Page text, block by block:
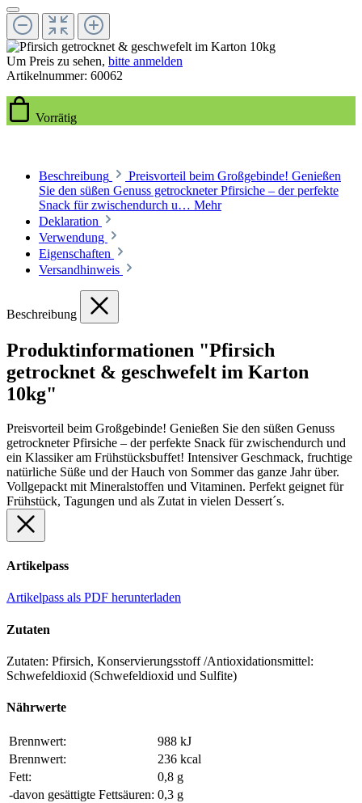
Um Preis zu sehen, bitte anmelden
Artikelnummer: 60062
Vorrätig
Beschreibung
Preisvorteil beim Großgebinde! Genießen
Sie den süßen Genuss getrockneter Pfirsiche – der perfekte
Snack für zwischendurch u… Mehr
Deklaration
Verwendung
Eigenschaften
Versandhinweis
Beschreibung
Produktinformationen "Pfirsich
getrocknet & geschwefelt im Karton
10kg"
Preisvorteil beim Großgebinde! Genießen Sie den süßen Genuss
getrockneter Pfirsiche – der perfekte Snack für zwischendurch und
ein Klassiker am Frühstücksbuffet! Intensiver Geschmack, fruchtige
natürliche Süße und der Hauch von Sommer das ganze Jahr über.
Vollgepackt mit Mineralstoffen und Vitaminen. Perfekt geignet für
Frühstück, Tagungen und als Zutat in vielen Dessert´s.
Artikelpass
Artikelpass als PDF herunterladen
Zutaten
Zutaten: Pfirsich, Konservierungsstoff /Antioxidationsmittel:
Schwefeldioxid (Schwefeldioxid und Sulfite)
Nährwerte
Brennwert:
988 kJ
Brennwert:
236 kcal
Fett:
0,8 g
-davon gesättigte Fettsäuren: 0,3 g